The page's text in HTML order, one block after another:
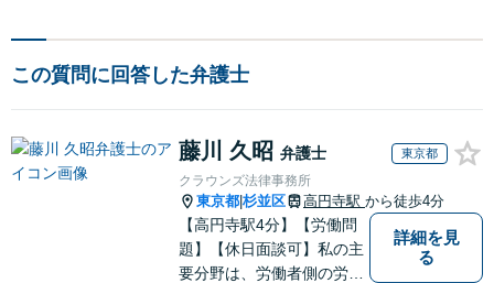
この質問に回答した弁護士
藤川 久昭 弁護士 東京都
クラウンズ法律事務所
東京都 杉並区 高円寺駅 から徒歩4分
【高円寺駅4分】【労働問
題】【休日面談可】私の主
要分野は、労働者側の労働
詳細を見
る